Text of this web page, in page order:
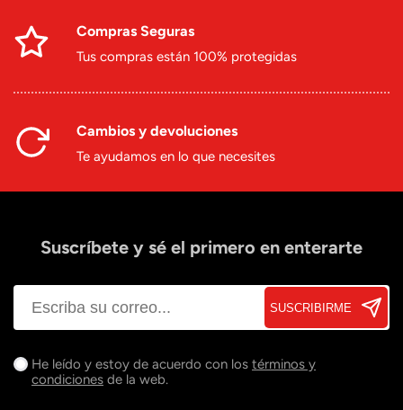
Compras Seguras
Tus compras están 100% protegidas
Cambios y devoluciones
Te ayudamos en lo que necesites
Suscríbete y sé el primero en enterarte
SUSCRIBIRME
He leído y estoy de acuerdo con los términos y
condiciones de la web.